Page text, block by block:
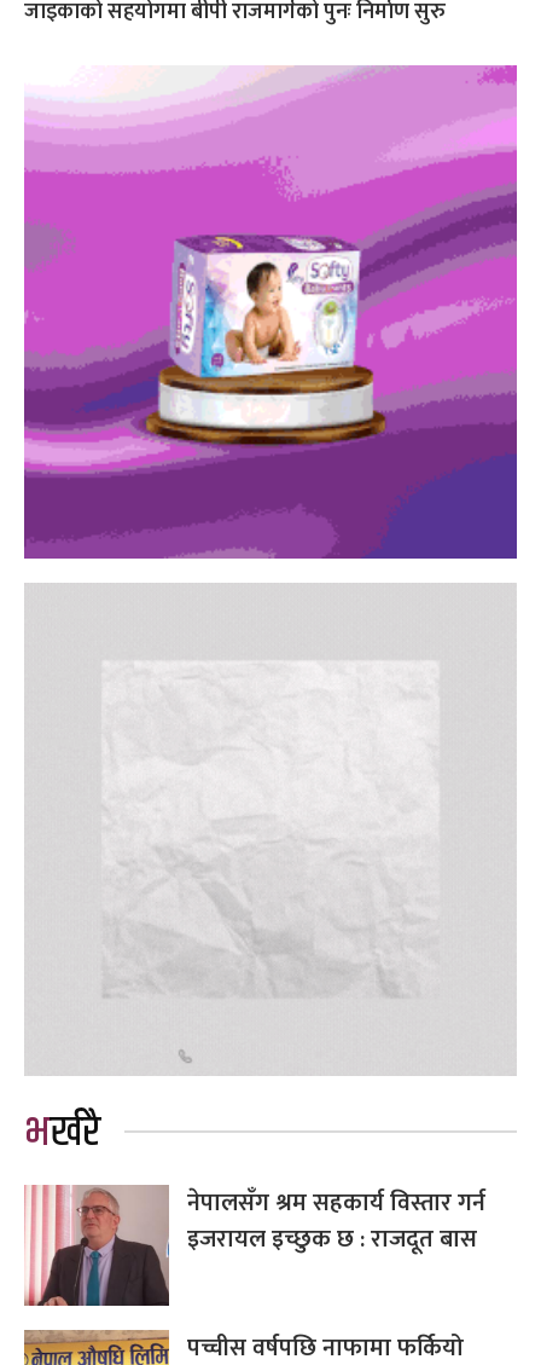
जाइकाको सहयोगमा बीपी राजमार्गको पुनः निर्माण सुरु
भर्खरै
नेपालसँग श्रम सहकार्य विस्तार गर्न
इजरायल इच्छुक छ : राजदूत बास
पच्चीस वर्षपछि नाफामा फर्कियो